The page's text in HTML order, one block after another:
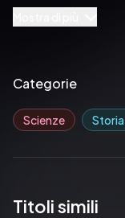
Press edition has
boost readability for
Pubblicato da:  Good
Categorie
Scienze
Titoli simili